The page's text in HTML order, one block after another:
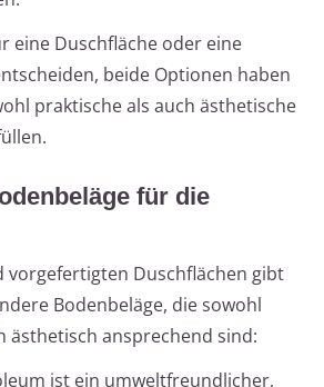
eine Duschfläche oder eine
beide Optionen haben
praktische als auch ästhetische
für die
vorgefertigten Duschflächen gibt
Bodenbeläge, die sowohl
ästhetisch ansprechend sind:
ist ein umweltfreundlicher,